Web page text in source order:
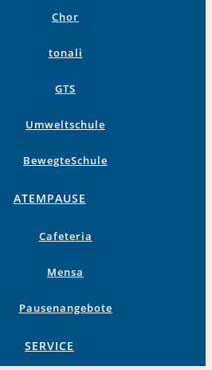
Chor
tonali
GTS
Umweltschule
BewegteSchule
ATEMPAUSE
Cafeteria
Mensa
Pausenangebote
SERVICE